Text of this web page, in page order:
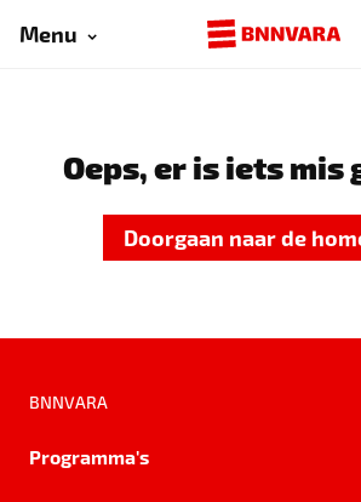
Menu
Oeps, er is iets mis
Doorgaan naar de
BNNVARA
Programma's